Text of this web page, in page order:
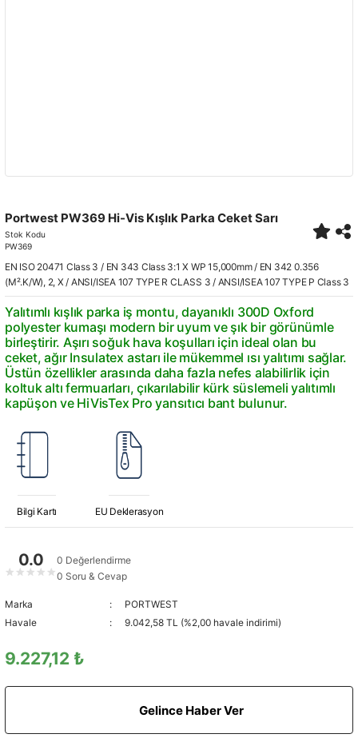
Portwest PW369 Hi-Vis Kışlık Parka Ceket Sarı
Stok Kodu
PW369
EN ISO 20471 Class 3 / EN 343 Class 3:1 X WP 15,000mm / EN 342 0.356
(M².K/W), 2, X / ANSI/ISEA 107 TYPE R CLASS 3 / ANSI/ISEA 107 TYPE P Class 3
Yalıtımlı kışlık parka iş montu, dayanıklı 300D Oxford
polyester kumaşı modern bir uyum ve şık bir görünümle
birleştirir. Aşırı soğuk hava koşulları için ideal olan bu
ceket, ağır Insulatex astarı ile mükemmel ısı yalıtımı sağlar.
Üstün özellikler arasında daha fazla nefes alabilirlik için
koltuk altı fermuarları, çıkarılabilir kürk süslemeli yalıtımlı
kapüşon ve HiVisTex Pro yansıtıcı bant bulunur.
Bilgi Kartı EU Deklerasyon
0.0
★ ★ ★ ★ ★
0 Değerlendirme
0 Soru & Cevap
Marka
PORTWEST
Havale
9.042,58 TL (%2,00 havale indirimi)
9.227,12 ₺
Gelince Haber Ver